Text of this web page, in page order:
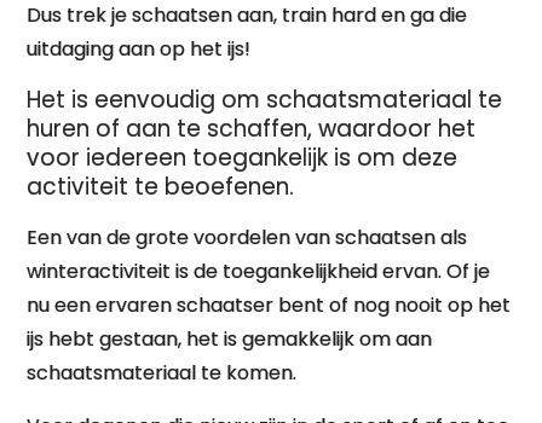
Dus trek je schaatsen aan, train hard en ga die
uitdaging aan op het ijs!
Het is eenvoudig om schaatsmateriaal te
huren of aan te schaffen, waardoor het
voor iedereen toegankelijk is om deze
activiteit te beoefenen.
Een van de grote voordelen van schaatsen als
winteractiviteit is de toegankelijkheid ervan. Of je
nu een ervaren schaatser bent of nog nooit op het
ijs hebt gestaan, het is gemakkelijk om aan
schaatsmateriaal te komen.